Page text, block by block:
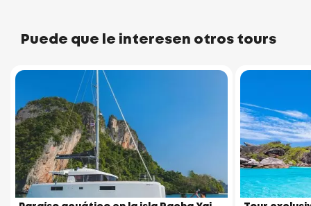
Wat Sireh Temple
Pier
Puede que le interesen otros tours